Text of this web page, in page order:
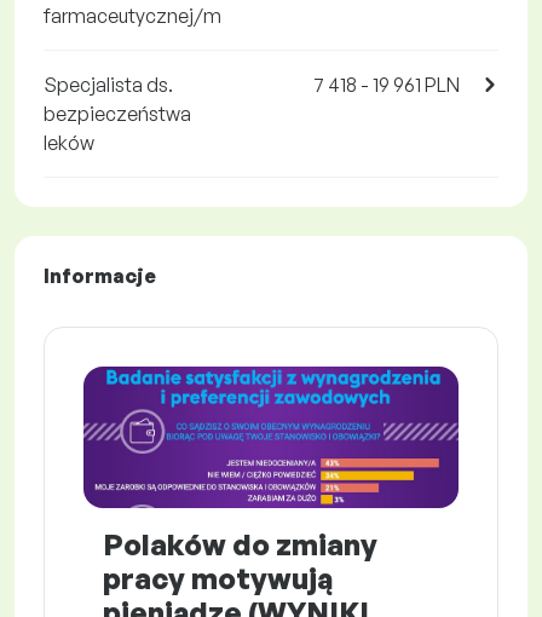
farmaceutycznej/m
Specjalista ds.
bezpieczeństwa
leków
7 418 - 19 961 PLN
Informacje
Polaków do zmiany
pracy motywują